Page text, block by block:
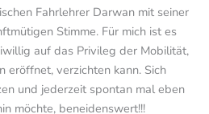
Fahrlehrer Darwan mit seiner
Stimme. Für mich ist es
auf das Privileg der Mobilität,
eröffnet, verzichten kann. Sich
und jederzeit spontan mal eben
möchte, beneidenswert!!!